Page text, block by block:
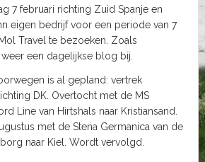
7 februari richting Zuid Spanje en
eigen bedrijf voor een periode van 7
Travel te bezoeken. Zoals
een dagelijkse blog bij.
is al gepland: vertrek
DK. Overtocht met de MS
Line van Hirtshals naar Kristiansand.
met de Stena Germanica van de
naar Kiel. Wordt vervolgd.